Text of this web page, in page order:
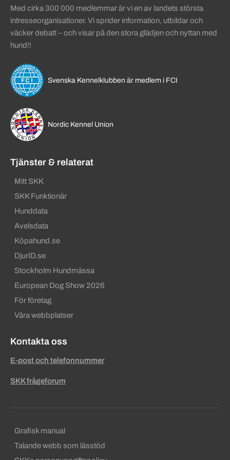
Med cirka 300 000 medlemmar är vi en av landets största
intresseorganisationer. Vi sprider information, utbildar och
väcker debatt – och visar på den stora glädjen och nyttan med
hund!!
Svenska Kennelklubben är medlem i FCI
Nordic Kennel Union
Tjänster & relaterat
Mitt SKK
SKK Funktionär
Hunddata
Avelsdata
Köpahund.se
DjurID.se
Stockholm Hundmässa
European Dog Show 2026
För företag
Våra webbplatser
Kontakta oss
E-post och telefonnummer
SKK frågeforum
Sekundära sidfotslänkar
Grafisk manual
Talande webb som lässtöd